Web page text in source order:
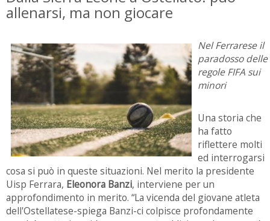
allenarsi, ma non giocare
Nel Ferrarese il
paradosso delle
regole FIFA sui
minori
Una storia che
ha fatto
riflettere molti
ed interrogarsi
cosa si può in queste situazioni. Nel merito la presidente
Uisp Ferrara, Eleonora Banzi, interviene per un
approfondimento in merito. “La vicenda del giovane atleta
dell'Ostellatese-spiega Banzi-ci colpisce profondamente